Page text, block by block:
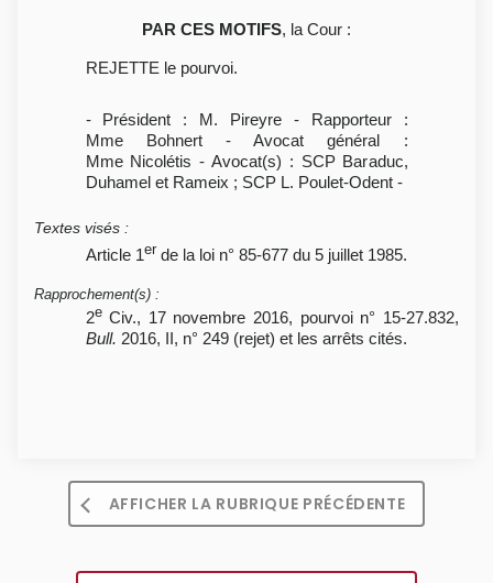
PAR CES MOTIFS, la Cour :
REJETTE le pourvoi.
- Président : M. Pireyre - Rapporteur :
Mme Bohnert - Avocat général :
Mme Nicolétis - Avocat(s) : SCP Baraduc,
Duhamel et Rameix ; SCP L. Poulet-Odent -
Textes visés :
Article 1er de la loi n° 85-677 du 5 juillet 1985.
Rapprochement(s) :
2eCiv., 17 novembre 2016, pourvoi n° 15-27.832,
Bull. 2016, II, n° 249 (rejet) et les arrêts cités.
AFFICHER LA RUBRIQUE PRÉCÉDENTE